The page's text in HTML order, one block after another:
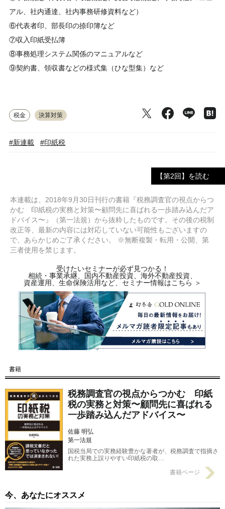
アル、社内通達、社内事務研修資料など）
⑥代表者印、部長印の捺印簿など
⑦収入印紙受払簿
⑧事務処理システム関係のマニュアルなど
⑨契約書、領収書などの様式集（ひな型集）など
税金 決算対策
#新連載 #印紙税
【第2回】を読む
本連載は、2018年9月30日刊行の書籍『税務調査官の視点からつ
かむ 印紙税の実務と対策〜顧問先に喜ばれる一歩踏み込んだア
ドバイス〜』（第一法規）から抜粋したものです。その後の税制
改正等、最新の内容には対応していない可能性もございますの
で、あらかじめご了承ください。 ※無断複製・転用・公開、第
三者使用を禁じます。
受けたいセミナーが必ず見つかる！
相続・事業承継、国内不動産投資、海外不動産投資、
資産運用、生命保険活用など、セミナー情報はこちら ＞
書籍
税務調査官の視点からつかむ 印紙
税の実務と対策〜顧問先に喜ばれる
一歩踏み込んだアドバイス〜
佐藤 明弘
第一法規
国税当局での実務経験豊かな著者が、税務調査で指摘さ
れた実務上誤りやすい印紙税の取…
書籍ページ
今、あなたにオススメ